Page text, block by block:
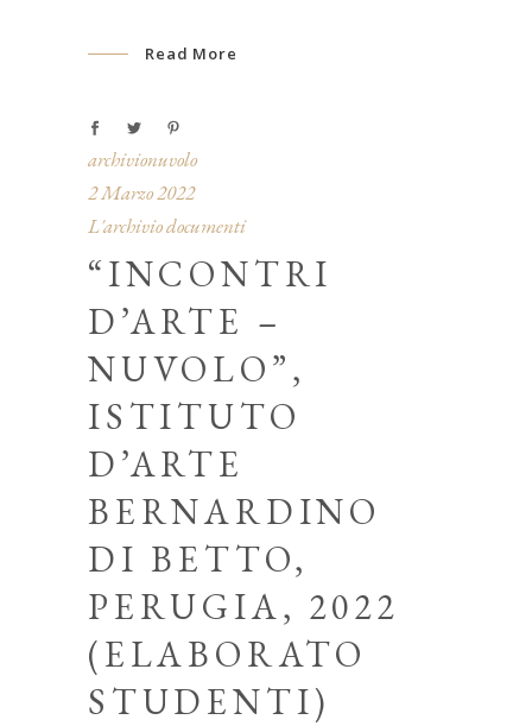
Read More
archivionuvolo
2 Marzo 2022
L'archivio documenti
“INCONTRI
D’ARTE –
NUVOLO”,
ISTITUTO
D’ARTE
BERNARDINO
DI BETTO,
PERUGIA, 2022
(ELABORATO
STUDENTI)